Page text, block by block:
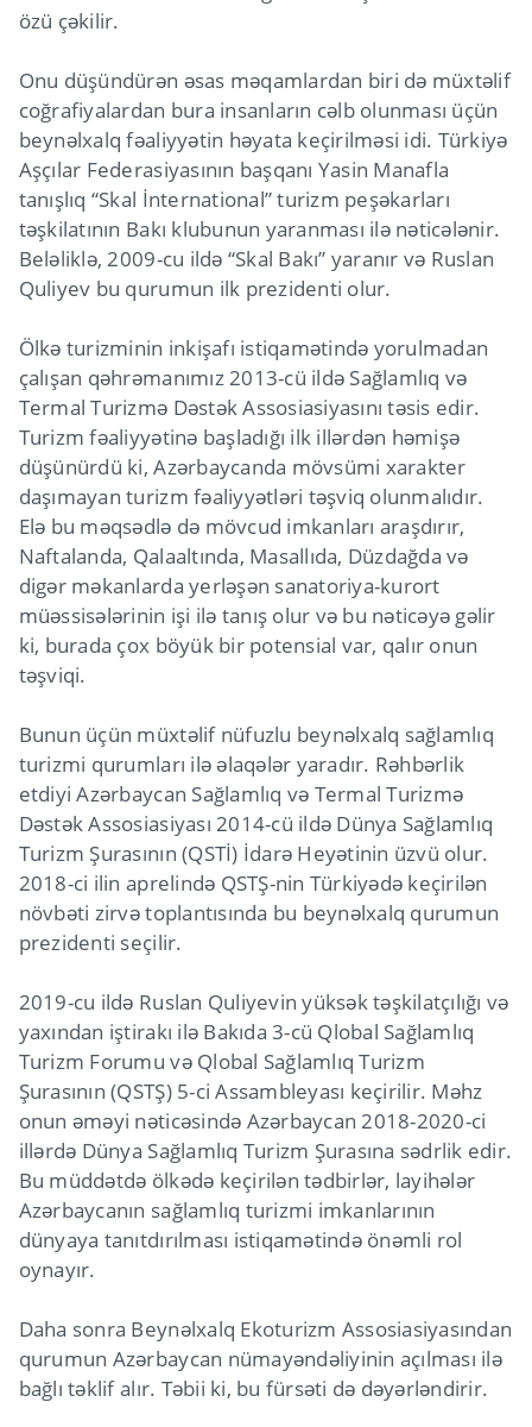
özü çəkilir.
Onu düşündürən əsas məqamlardan biri də müxtəlif
coğrafiyalardan bura insanların cəlb olunması üçün
beynəlxalq fəaliyyətin həyata keçirilməsi idi. Türkiyə
Aşçılar Federasiyasının başqanı Yasin Manafla
tanışlıq “Skal İnternational” turizm peşəkarları
təşkilatının Bakı klubunun yaranması ilə nəticələnir.
Beləliklə, 2009-cu ildə “Skal Bakı” yaranır və Ruslan
Quliyev bu qurumun ilk prezidenti olur.
Ölkə turizminin inkişafı istiqamətində yorulmadan
çalışan qəhrəmanımız 2013-cü ildə Sağlamlıq və
Termal Turizmə Dəstək Assosiasiyasını təsis edir.
Turizm fəaliyyətinə başladığı ilk illərdən həmişə
düşünürdü ki, Azərbaycanda mövsümi xarakter
daşımayan turizm fəaliyyətləri təşviq olunmalıdır.
Elə bu məqsədlə də mövcud imkanları araşdırır,
Naftalanda, Qalaaltında, Masallıda, Düzdağda və
digər məkanlarda yerləşən sanatoriya-kurort
müəssisələrinin işi ilə tanış olur və bu nəticəyə gəlir
ki, burada çox böyük bir potensial var, qalır onun
təşviqi.
Bunun üçün müxtəlif nüfuzlu beynəlxalq sağlamlıq
turizmi qurumları ilə əlaqələr yaradır. Rəhbərlik
etdiyi Azərbaycan Sağlamlıq və Termal Turizmə
Dəstək Assosiasiyası 2014-cü ildə Dünya Sağlamlıq
Turizm Şurasının (QSTİ) İdarə Heyətinin üzvü olur.
2018-ci ilin aprelində QSTŞ-nin Türkiyədə keçirilən
növbəti zirvə toplantısında bu beynəlxalq qurumun
prezidenti seçilir.
2019-cu ildə Ruslan Quliyevin yüksək təşkilatçılığı və
yaxından iştirakı ilə Bakıda 3-cü Qlobal Sağlamlıq
Turizm Forumu və Qlobal Sağlamlıq Turizm
Şurasının (QSTŞ) 5-ci Assambleyası keçirilir. Məhz
onun əməyi nəticəsində Azərbaycan 2018-2020-ci
illərdə Dünya Sağlamlıq Turizm Şurasına sədrlik edir.
Bu müddətdə ölkədə keçirilən tədbirlər, layihələr
Azərbaycanın sağlamlıq turizmi imkanlarının
dünyaya tanıtdırılması istiqamətində önəmli rol
oynayır.
Daha sonra Beynəlxalq Ekoturizm Assosiasiyasından
qurumun Azərbaycan nümayəndəliyinin açılması ilə
bağlı təklif alır. Təbii ki, bu fürsəti də dəyərləndirir.